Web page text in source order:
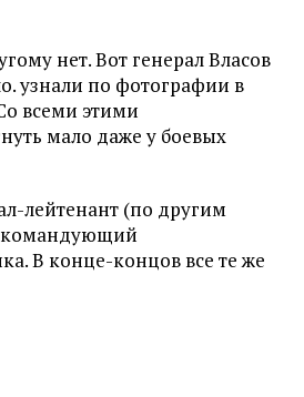
нет. Вот генерал Власов
узнали по фотографии в
всеми этими
мало даже у боевых
лейтенант (по другим
командующий
В конце-концов все те же